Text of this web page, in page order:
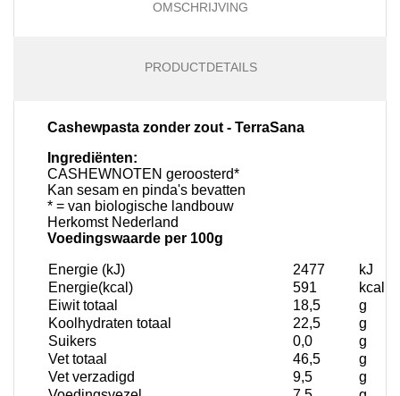
OMSCHRIJVING
PRODUCTDETAILS
Cashewpasta zonder zout - TerraSana
Ingrediënten:
CASHEWNOTEN geroosterd*
Kan sesam en pinda's bevatten
* = van biologische landbouw
Herkomst Nederland
Voedingswaarde per 100g
Energie (kJ) 2477
kJ
Energie(kcal)
591
kcal
Eiwit totaal
18,5
g
Koolhydraten totaal
22,5
g
Suikers
0,0
g
Vet totaal
46,5
g
Vet verzadigd
9,5
g